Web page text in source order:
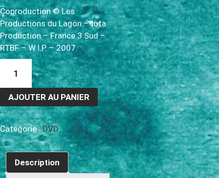
Coproduction © Les
Productions du Lagon – Iota
Production – France 3 Sud –
RTBF – W.I.P. – 2007.
AJOUTER AU PANIER
Catégorie :DVD
Description